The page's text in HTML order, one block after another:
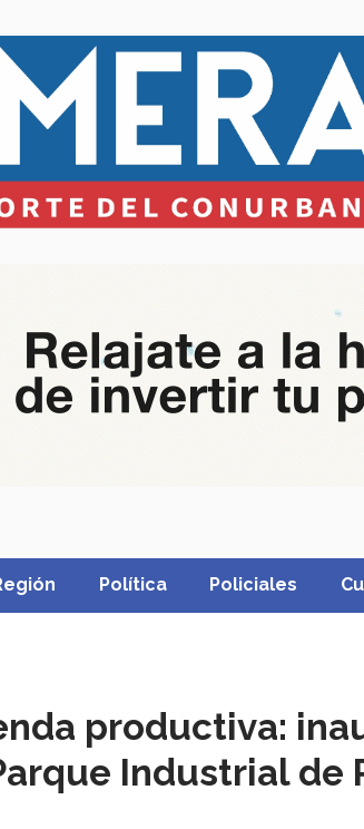
Política Policiales
productiva:
Industrial de